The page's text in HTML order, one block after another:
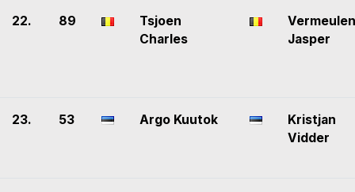
22. 89
Tsjoen
Charles
Vermeulen
Jasper
23. 53 Argo Kuutok
Kristjan
Vidder